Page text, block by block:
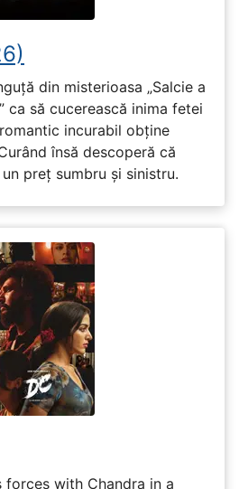
din misterioasa „Salcie a
ca să cucerească inima fetei
incurabil obține
însă descoperă că
preț sumbru și sinistru.
forces with Chandra in a